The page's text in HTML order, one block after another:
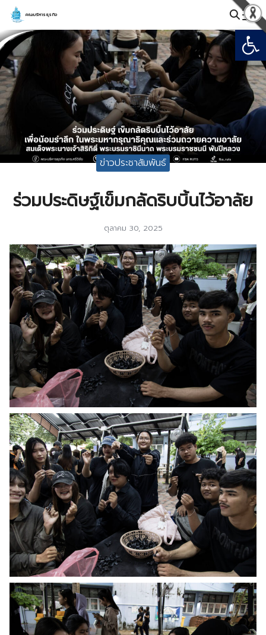
Skip
content
คณะบริหารธุรกิจ
Search
for:
ข่าวประชาสัมพันธ์
ร่วมประดิษฐ์เข็มกลัดริบบิ้นไว้อาลัย
ตุลาคม 30, 2025